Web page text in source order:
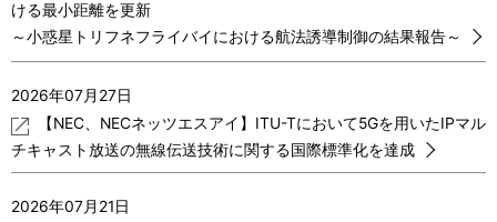
ける最小距離を更新
～小惑星トリフネフライバイにおける航法誘導制御の結果報告～
2026年07月27日
【NEC、NECネッツエスアイ】ITU-Tにおいて5Gを用いたIPマル
チキャスト放送の無線伝送技術に関する国際標準化を達成
2026年07月21日